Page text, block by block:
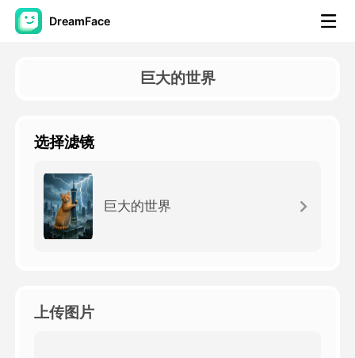
DreamFace
AI视频
AI照片
其他工具
巨大的世界
选择滤镜
巨大的世界
上传图片